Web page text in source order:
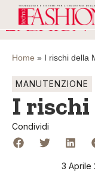
Home » I rischi della
MANUTENZIONE
I rischi
Condividi
3 Aprile